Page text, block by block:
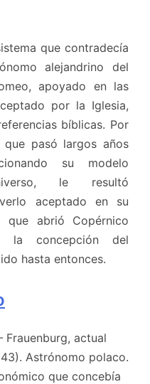
que contradecía
alejandrino del
apoyado en las
por la Iglesia,
bíblicas. Por
pasó largos años
su modelo
le resultó
aceptado en su
abrió Copérnico
la concepción del
hasta entonces.
Frauenburg, actual
Astrónomo polaco.
que concebía